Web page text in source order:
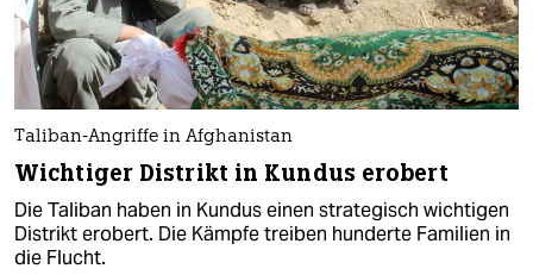
Taliban-Angriffe in Afghanistan
Wichtiger Distrikt in Kundus erobert
Die Taliban haben in Kundus einen strategisch wichtigen
Distrikt erobert. Die Kämpfe treiben hunderte Familien in
die Flucht.